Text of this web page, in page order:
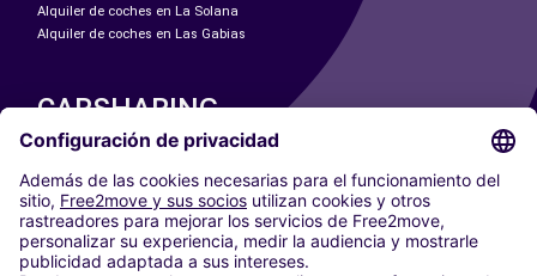
Alquiler de coches en La Solana
Alquiler de coches en Las Gabias
CARSHARING
NUESTRAS CIUDADES
Paris
Madrid
Washington DC
Milán
Roma